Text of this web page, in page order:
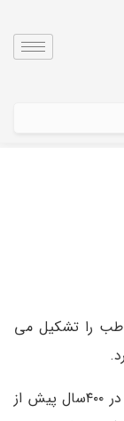
را تشکیل می
بقراط بزرگترین حکیم یونانی، رفتار انسانها را در ۴۰۰سال پیش از